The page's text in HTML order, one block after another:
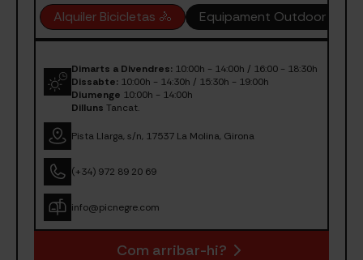
Alquiler Bicicletas 🚴 Equipament Outdoor
Dimarts a Divendres: 10:00h - 14:00h / 16:00 - 18:30h
Dissabte: 10:00h - 14:30h / 15:30h - 19:00h
Diumenge 10:00h - 14:00h
Dilluns Tancat.
Pista Llarga, s/n, 17537 La Molina, Girona
(+34) 972 89 20 69
info@picnegre.com
Com arribar-hi?